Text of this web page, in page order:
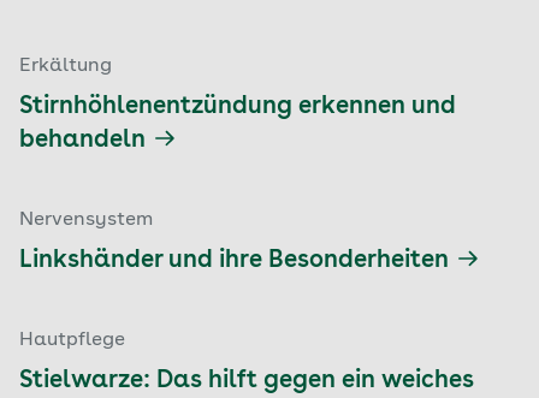
Erkältung
Stirnhöhlenentzündung erkennen und
behandeln
Nervensystem
Linkshänder und ihre Besonderheiten
Hautpflege
Stielwarze: Das hilft gegen ein weiches